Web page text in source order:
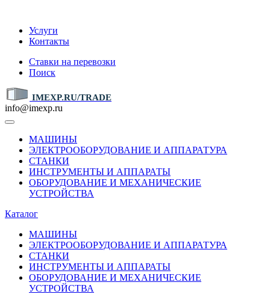
Услуги
Контакты
Ставки на перевозки
Поиск
IMEXP.RU/TRADE
info@imexp.ru
МАШИНЫ
ЭЛЕКТРООБОРУДОВАНИЕ И АППАРАТУРА
СТАНКИ
ИНСТРУМЕНТЫ И АППАРАТЫ
ОБОРУДОВАНИЕ И МЕХАНИЧЕСКИЕ
УСТРОЙСТВА
Каталог
МАШИНЫ
ЭЛЕКТРООБОРУДОВАНИЕ И АППАРАТУРА
СТАНКИ
ИНСТРУМЕНТЫ И АППАРАТЫ
ОБОРУДОВАНИЕ И МЕХАНИЧЕСКИЕ
УСТРОЙСТВА